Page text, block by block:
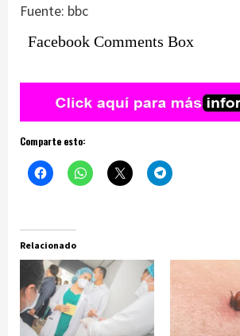
Fuente: bbc
Facebook Comments Box
Comparte esto:
Relacionado